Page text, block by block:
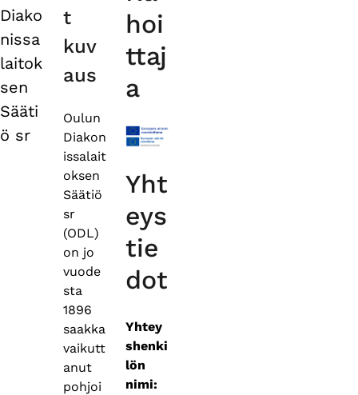
Diako
nissa
laitok
sen
Sääti
ö sr
t
kuv
aus
Oulun
Diakon
issalait
oksen
Säätiö
sr
(ODL)
on jo
vuode
sta
1896
saakka
vaikutt
anut
pohjoi
hoi
ttaj
a
Yht
eys
tie
dot
Yhtey
shenki
lön
nimi: